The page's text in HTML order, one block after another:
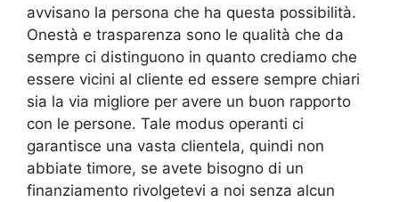
avvisano la persona che ha questa possibilità.
Onestà e trasparenza sono le qualità che da
sempre ci distinguono in quanto crediamo che
essere vicini al cliente ed essere sempre chiari
sia la via migliore per avere un buon rapporto
con le persone. Tale modus operanti ci
garantisce una vasta clientela, quindi non
abbiate timore, se avete bisogno di un
finanziamento rivolgetevi a noi senza alcun